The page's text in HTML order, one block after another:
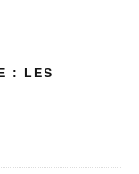
: LES